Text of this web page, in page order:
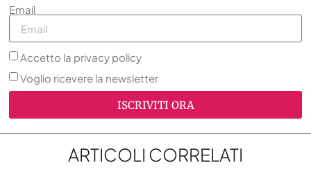
Email
Accetto la privacy policy
Voglio ricevere la newsletter
ISCRIVITI ORA
ARTICOLI CORRELATI